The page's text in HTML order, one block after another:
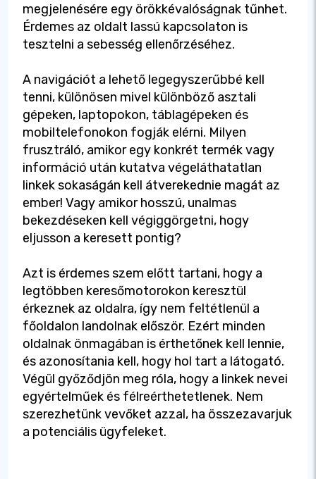
megjelenésére egy örökkévalóságnak tűnhet.
Érdemes az oldalt lassú kapcsolaton is
tesztelni a sebesség ellenőrzéséhez.
A navigációt a lehető legegyszerűbbé kell
tenni, különösen mivel különböző asztali
gépeken, laptopokon, táblagépeken és
mobiltelefonokon fogják elérni. Milyen
frusztráló, amikor egy konkrét termék vagy
információ után kutatva végeláthatatlan
linkek sokaságán kell átverekednie magát az
ember! Vagy amikor hosszú, unalmas
bekezdéseken kell végiggörgetni, hogy
eljusson a keresett pontig?
Azt is érdemes szem előtt tartani, hogy a
legtöbben keresőmotorokon keresztül
érkeznek az oldalra, így nem feltétlenül a
főoldalon landolnak először. Ezért minden
oldalnak önmagában is érthetőnek kell lennie,
és azonosítania kell, hogy hol tart a látogató.
Végül győződjön meg róla, hogy a linkek nevei
egyértelműek és félreérthetetlenek. Nem
szerezhetünk vevőket azzal, ha összezavarjuk
a potenciális ügyfeleket.